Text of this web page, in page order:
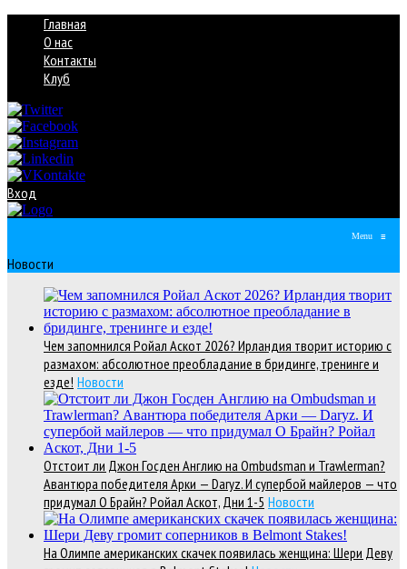
Главная
О нас
Контакты
Клуб
Вход
Menu ≡
Новости
Чем запомнился Ройал Аскот 2026? Ирландия творит историю с
размахом: абсолютное преобладание в бридинге, тренинге и
езде! Новости
Отстоит ли Джон Госден Англию на Ombudsman и Trawlerman?
Авантюра победителя Арки — Daryz. И супербой майлеров — что
придумал О Брайн? Ройал Аскот, Дни 1-5 Новости
На Олимпе американских скачек появилась женщина: Шери Деву